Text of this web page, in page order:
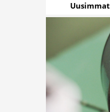
Uusimmat